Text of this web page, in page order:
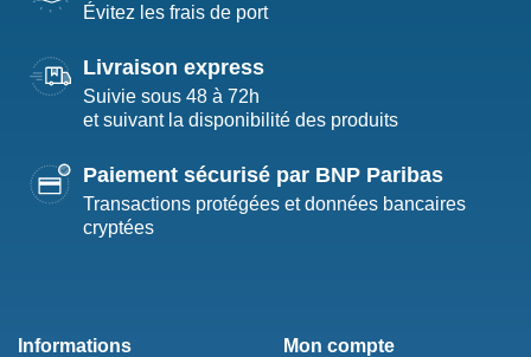
Évitez les frais de port
Livraison express
Suivie sous 48 à 72h
et suivant la disponibilité des produits
Paiement sécurisé par BNP Paribas
Transactions protégées et données bancaires
cryptées
Informations Mon compte